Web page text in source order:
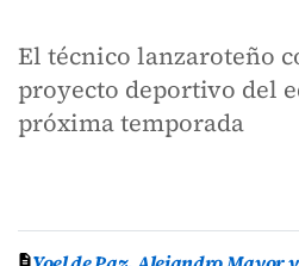
El técnico lanzaroteño
proyecto deportivo del
próxima temporada